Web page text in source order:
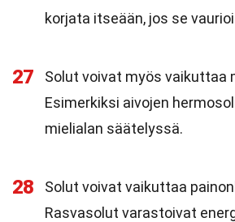
korjata itseään, jos se
27
Solut voivat myös vaikuttaa
Esimerkiksi aivojen
mielialan säätelyssä.
28
Solut voivat vaikuttaa
Rasvasolut varastoivat